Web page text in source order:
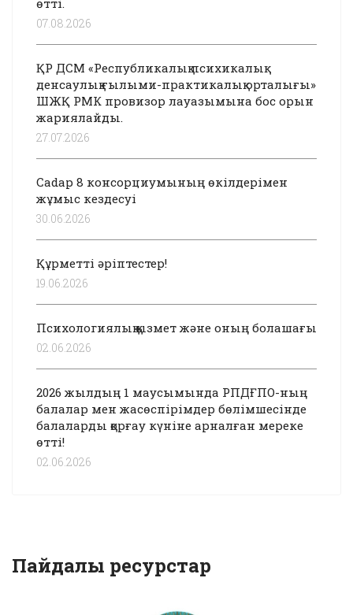
өтті.
07.08.2026
ҚР ДСМ «Республикалық психикалық
денсаулық ғылыми-практикалық орталығы»
ШЖҚ РМК провизор лауазымына бос орын
жариялайды.
27.07.2026
Cadap 8 консорциумының өкілдерімен
жұмыс кездесуі
30.06.2026
Құрметті әріптестер!
19.06.2026
Психологиялық қызмет және оның болашағы
02.06.2026
2026 жылдың 1 маусымында РПДҒПО-ның
балалар мен жасөспірімдер бөлімшесінде
балаларды қорғау күніне арналған мереке
өтті!
02.06.2026
Пайдалы ресурстар